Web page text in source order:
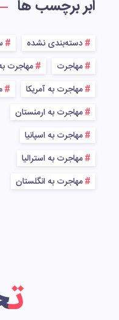
ابر برچسب ها
دسته‌بندی نشده
مهاجرت
مهاجرت
مهاجرت به آمریکا
مهاجرت به ارمنستان
مهاجرت به اسپانیا
مهاجرت به استرالیا
مهاجرت به انگلستان